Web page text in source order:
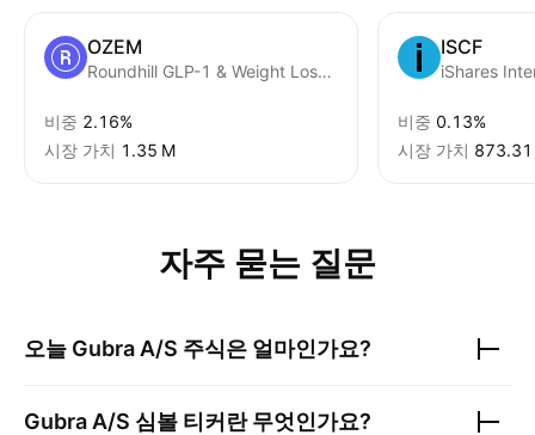
OZEM
Roundhill GLP-1 & Weight Loss ETF
비중 2.16%
시장 가치 ‪1.35 M‬
ISCF
비중 0.13%
시장 가치 ‪873.31
자주 묻는 질문
오늘 Gubra A/S 주식은 얼마인가요?
Gubra A/S 심볼 티커란 무엇인가요?